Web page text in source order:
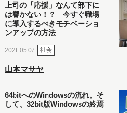
上司の「応援」なんて部下に
は響かない！？ 今すぐ職場
に導入するべきモチベーショ
ンアップの方法
2021.05.07 社会
山本マサヤ
64bitへのWindowsの流れ。そ
して、32bit版Windowsの終焉